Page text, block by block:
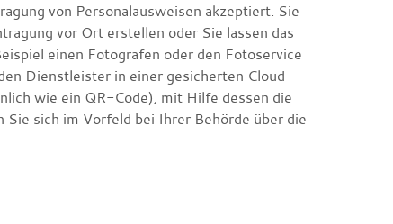
von Personalausweisen akzeptiert. Sie
vor Ort erstellen oder Sie lassen das
einen Fotografen oder den Fotoservice
Dienstleister in einer gesicherten Cloud
wie ein QR-Code), mit Hilfe dessen die
Sie sich im Vorfeld bei Ihrer Behörde über die